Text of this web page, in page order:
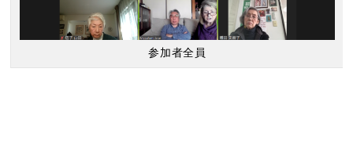
参加者全員